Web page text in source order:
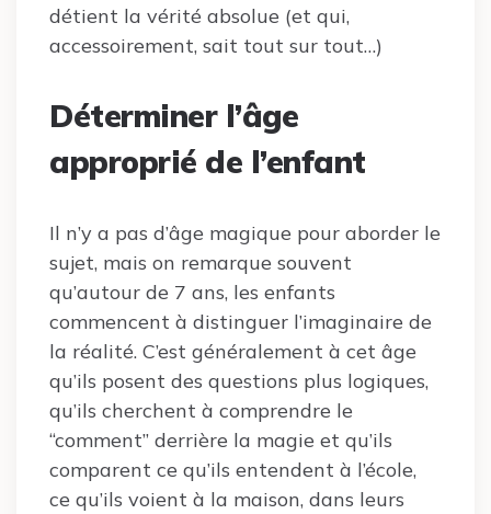
détient la vérité absolue (et qui,
accessoirement, sait tout sur tout…)
Déterminer l’âge
approprié de l’enfant
Il n’y a pas d’âge magique pour aborder le
sujet, mais on remarque souvent
qu’autour de 7 ans, les enfants
commencent à distinguer l’imaginaire de
la réalité. C’est généralement à cet âge
qu’ils posent des questions plus logiques,
qu’ils cherchent à comprendre le
“comment” derrière la magie et qu’ils
comparent ce qu’ils entendent à l’école,
ce qu’ils voient à la maison, dans leurs